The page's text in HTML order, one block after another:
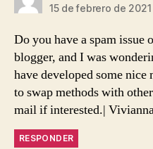
15 de febrero de
Do you have a spam issue
blogger, and I was
have developed some
to swap methods with
mail if interested.|
RESPONDER